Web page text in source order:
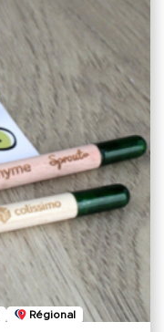
Régional